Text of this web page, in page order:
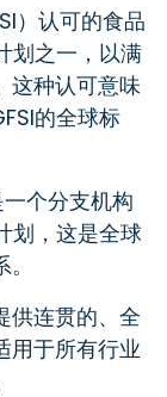
）认可的食品
划之一，以满
这种认可意味
的全球标
个分支机构
划，这是全球
供连贯的、全
用于所有行业